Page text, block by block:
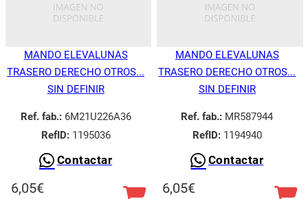
MANDO ELEVALUNAS
TRASERO DERECHO OTROS...
SIN DEFINIR
Ref. fab.:6M21U226A36
RefID:1195036
Contactar
6,05€
MANDO ELEVALUNAS
TRASERO DERECHO OTROS...
SIN DEFINIR
Ref. fab.: MR587944
RefID:1194940
Contactar
6,05€